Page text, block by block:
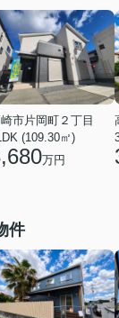
市片岡町２丁目
(109.30㎡)
万円
件